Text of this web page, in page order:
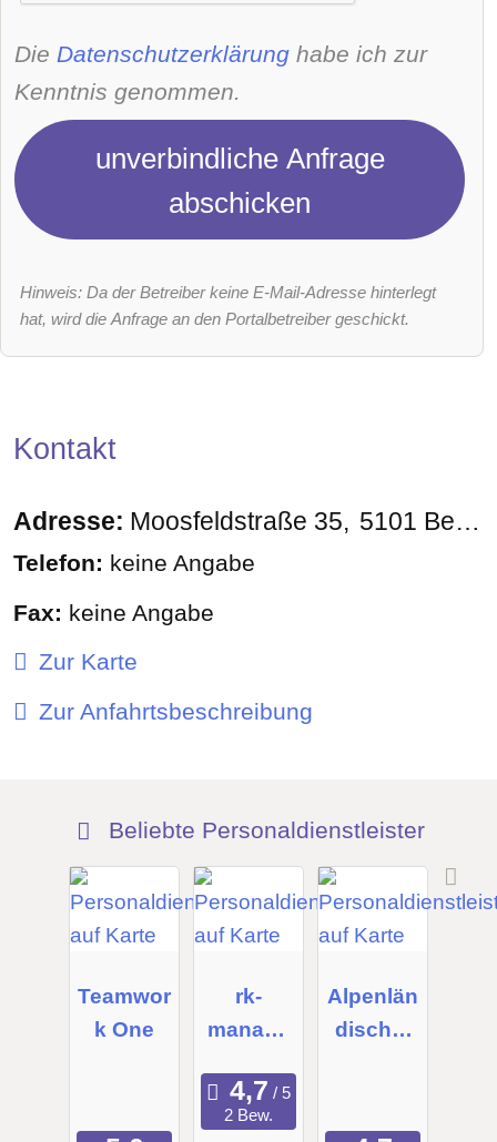
Die Datenschutzerklärung habe ich zur
Kenntnis genommen.
unverbindliche Anfrage
abschicken
Hinweis: Da der Betreiber keine E-Mail-Adresse hinterlegt
hat, wird die Anfrage an den Portalbetreiber geschickt.
Kontakt
Adresse: Moosfeldstraße 35 5101 Bergheim
Telefon: keine Angabe
Fax: keine Angabe
Zur Karte
Zur Anfahrtsbeschreibung
Beliebte Personaldienstleister
Teamwor
k One
rk-
manage
gmbh
2 Bew.
Alpenlän
discher
GmbH